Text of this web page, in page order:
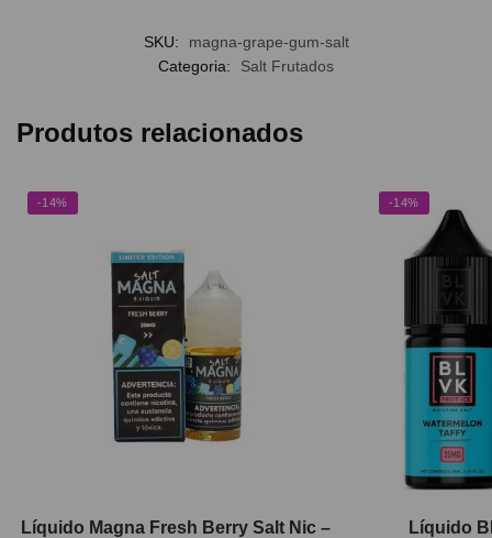
SKU:
magna-grape-gum-salt
Categoria:
Salt Frutados
Produtos relacionados
-14%
Líquido Magna Fresh Berry Salt Nic –
-14%
Líquido